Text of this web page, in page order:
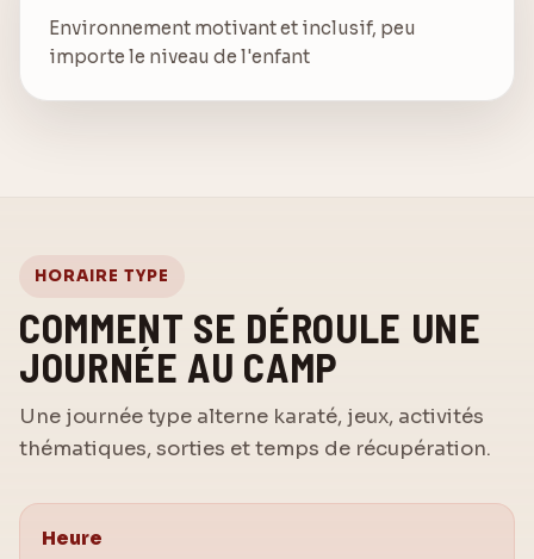
Environnement motivant et inclusif, peu
importe le niveau de l'enfant
HORAIRE TYPE
COMMENT SE DÉROULE UNE
JOURNÉE AU CAMP
Une journée type alterne karaté, jeux, activités
thématiques, sorties et temps de récupération.
Heure